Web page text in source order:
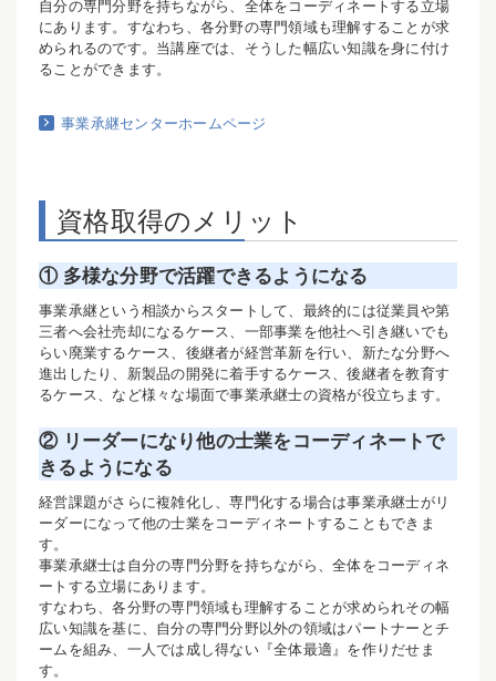
自分の専門分野を持ちながら、全体をコーディネートする立場
にあります。すなわち、各分野の専門領域も理解することが求
められるのです。当講座では、そうした幅広い知識を身に付け
ることができます。
事業承継センターホームページ
資格取得のメリット
① 多様な分野で活躍できるようになる
事業承継という相談からスタートして、最終的には従業員や第
三者へ会社売却になるケース、一部事業を他社へ引き継いでも
らい廃業するケース、後継者が経営革新を行い、新たな分野へ
進出したり、新製品の開発に着手するケース、後継者を教育す
るケース、など様々な場面で事業承継士の資格が役立ちます。
② リーダーになり他の士業をコーディネートで
きるようになる
経営課題がさらに複雑化し、専門化する場合は事業承継士がリ
ーダーになって他の士業をコーディネートすることもできま
す。
事業承継士は自分の専門分野を持ちながら、全体をコーディネ
ートする立場にあります。
すなわち、各分野の専門領域も理解することが求められその幅
広い知識を基に、自分の専門分野以外の領域はパートナーとチ
ームを組み、一人では成し得ない『全体最適』を作りだせま
す。